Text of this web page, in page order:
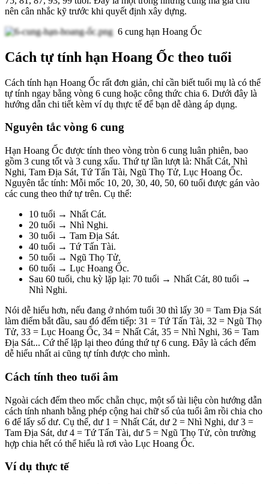
nên cân nhắc kỹ trước khi quyết định xây dựng.
6 cung hạn Hoang Ốc
Cách tự tính hạn Hoang Ốc theo tuổi
Cách tính hạn Hoang Ốc rất đơn giản, chỉ cần biết tuổi mụ là có thể
tự tính ngay bằng vòng 6 cung hoặc công thức chia 6. Dưới đây là
hướng dẫn chi tiết kèm ví dụ thực tế để bạn dễ dàng áp dụng.
Nguyên tắc vòng 6 cung
Hạn Hoang Ốc được tính theo vòng tròn 6 cung luân phiên, bao
gồm 3 cung tốt và 3 cung xấu. Thứ tự lần lượt là: Nhất Cát, Nhì
Nghi, Tam Địa Sát, Tứ Tấn Tài, Ngũ Thọ Tử, Lục Hoang Ốc.
Nguyên tắc tính: Mỗi mốc 10, 20, 30, 40, 50, 60 tuổi được gán vào
các cung theo thứ tự trên. Cụ thể:
10 tuổi → Nhất Cát.
20 tuổi → Nhì Nghi.
30 tuổi → Tam Địa Sát.
40 tuổi → Tứ Tấn Tài.
50 tuổi → Ngũ Thọ Tử.
60 tuổi → Lục Hoang Ốc.
Sau 60 tuổi, chu kỳ lặp lại: 70 tuổi → Nhất Cát, 80 tuổi →
Nhì Nghi.
Nói dễ hiểu hơn, nếu đang ở nhóm tuổi 30 thì lấy 30 = Tam Địa Sát
làm điểm bắt đầu, sau đó đếm tiếp: 31 = Tứ Tấn Tài, 32 = Ngũ Thọ
Tử, 33 = Lục Hoang Ốc, 34 = Nhất Cát, 35 = Nhì Nghi, 36 = Tam
Địa Sát... Cứ thế lặp lại theo đúng thứ tự 6 cung. Đây là cách đếm
dễ hiểu nhất ai cũng tự tính được cho mình.
Cách tính theo tuổi âm
Ngoài cách đếm theo mốc chẵn chục, một số tài liệu còn hướng dẫn
cách tính nhanh bằng phép cộng hai chữ số của tuổi âm rồi chia cho
6 để lấy số dư. Cụ thể, dư 1 = Nhất Cát, dư 2 = Nhì Nghi, dư 3 =
Tam Địa Sát, dư 4 = Tứ Tấn Tài, dư 5 = Ngũ Thọ Tử, còn trường
hợp chia hết có thể hiểu là rơi vào Lục Hoang Ốc.
Ví dụ thực tế